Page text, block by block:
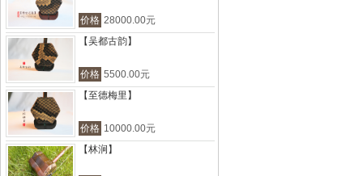
价格 28000.00元
【吴都古韵】
价格 5500.00元
【至德梅里】
价格 10000.00元
【林涧】